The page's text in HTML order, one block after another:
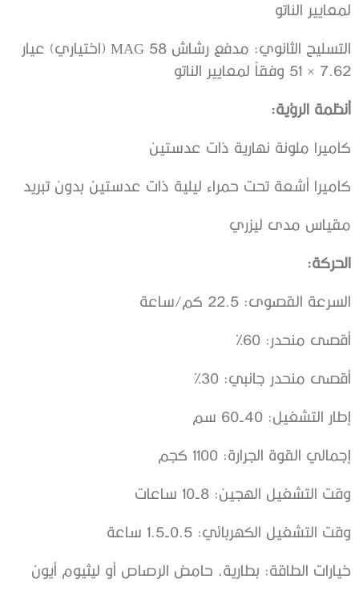
لمعايير الناتو
التسليح الثانوي: مدفع رشاش MAG 58 (اختياري) عيار
7.62 × 51 وفقاً لمعايير الناتو
أنظمة الرؤية:
كاميرا ملونة نهارية ذات عدستين
كاميرا أشعة تحت حمراء ليلية ذات عدستين بدون تبريد
مقياس مدى ليزري
الحركة:
السرعة القصوى: 22.5 كم/ساعة
أقصى منحدر: 60%
أقصى منحدر جانبي: 30%
إطار التشغيل: 40-60 سم
إجمالي القوة الجرارة: 1100 كجم
وقت التشغيل الهجين: 8-10 ساعات
وقت التشغيل الكهربائي: 0.5-1.5 ساعة
خيارات الطاقة: بطارية، حامض الرصاص أو ليثيوم أيون